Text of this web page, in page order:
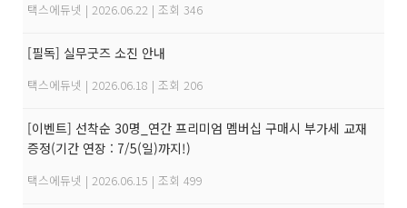
택스에듀넷 | 2026.06.22 | 조회 346
[필독] 실무굿즈 소진 안내
택스에듀넷 | 2026.06.18 | 조회 206
[이벤트] 선착순 30명_연간 프리미엄 멤버십 구매시 부가세 교재
증정(기간 연장 : 7/5(일)까지!)
택스에듀넷 | 2026.06.15 | 조회 499